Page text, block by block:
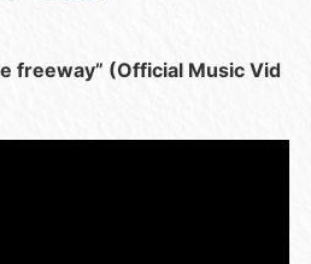
freeway” (Official Music Vid